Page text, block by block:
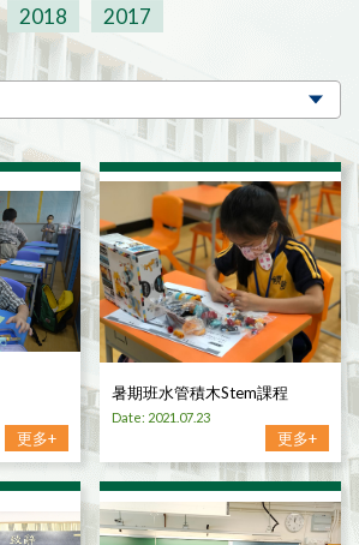
2018 2017
更多+
暑期班水管積木Stem課程
Date: 2021.07.23
更多+